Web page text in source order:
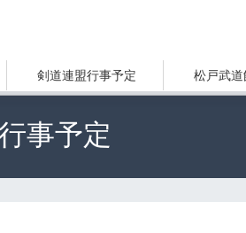
剣道連盟行事予定 松戸武
事予定